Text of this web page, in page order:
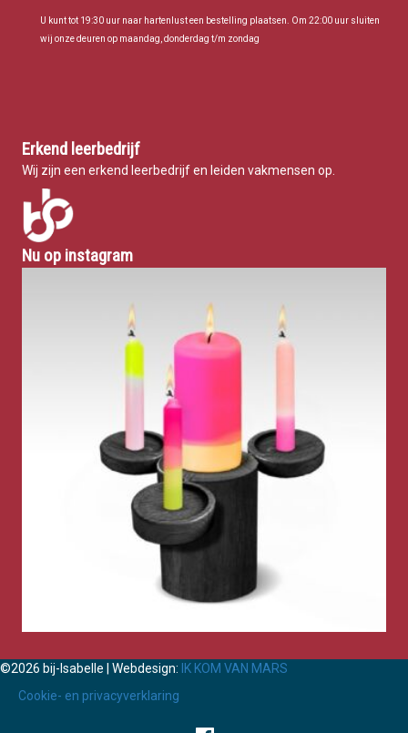
U kunt tot 19:30 uur naar hartenlust een bestelling plaatsen. Om 22:00 uur sluiten
wij onze deuren op maandag, donderdag t/m zondag
Erkend leerbedrijf
Wij zijn een erkend leerbedrijf en leiden vakmensen op.
Nu op instagram
©2026 bij-Isabelle | Webdesign: IK KOM VAN MARS
Cookie- en privacyverklaring